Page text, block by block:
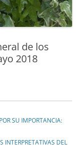
de los
2018
SU IMPORTANCIA:
INTERPRETATIVAS DEL